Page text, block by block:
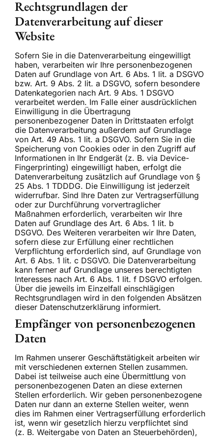
Rechtsgrundlagen der
Datenverarbeitung auf dieser
Website
Sofern Sie in die Datenverarbeitung eingewilligt
haben, verarbeiten wir Ihre personenbezogenen
Daten auf Grundlage von Art. 6 Abs. 1 lit. a DSGVO
bzw. Art. 9 Abs. 2 lit. a DSGVO, sofern besondere
Datenkategorien nach Art. 9 Abs. 1 DSGVO
verarbeitet werden. Im Falle einer ausdrücklichen
Einwilligung in die Übertragung
personenbezogener Daten in Drittstaaten erfolgt
die Datenverarbeitung außerdem auf Grundlage
von Art. 49 Abs. 1 lit. a DSGVO. Sofern Sie in die
Speicherung von Cookies oder in den Zugriff auf
Informationen in Ihr Endgerät (z. B. via Device-
Fingerprinting) eingewilligt haben, erfolgt die
Datenverarbeitung zusätzlich auf Grundlage von §
25 Abs. 1 TDDDG. Die Einwilligung ist jederzeit
widerrufbar. Sind Ihre Daten zur Vertragserfüllung
oder zur Durchführung vorvertraglicher
Maßnahmen erforderlich, verarbeiten wir Ihre
Daten auf Grundlage des Art. 6 Abs. 1 lit. b
DSGVO. Des Weiteren verarbeiten wir Ihre Daten,
sofern diese zur Erfüllung einer rechtlichen
Verpflichtung erforderlich sind, auf Grundlage von
Art. 6 Abs. 1 lit. c DSGVO. Die Datenverarbeitung
kann ferner auf Grundlage unseres berechtigten
Interesses nach Art. 6 Abs. 1 lit. f DSGVO erfolgen.
Über die jeweils im Einzelfall einschlägigen
Rechtsgrundlagen wird in den folgenden Absätzen
dieser Datenschutzerklärung informiert.
Empfänger von personenbezogenen
Daten
Im Rahmen unserer Geschäftstätigkeit arbeiten wir
mit verschiedenen externen Stellen zusammen.
Dabei ist teilweise auch eine Übermittlung von
personenbezogenen Daten an diese externen
Stellen erforderlich. Wir geben personenbezogene
Daten nur dann an externe Stellen weiter, wenn
dies im Rahmen einer Vertragserfüllung erforderlich
ist, wenn wir gesetzlich hierzu verpflichtet sind
(z. B. Weitergabe von Daten an Steuerbehörden),